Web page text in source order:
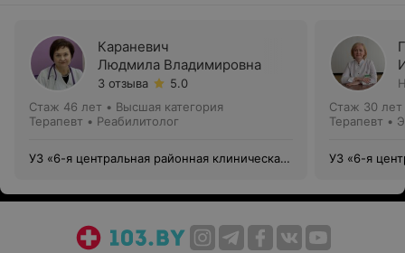
Караневич
Людмила Владимировна
3 отзыва
5.0
Стаж 46 лет • Высшая категория
Терапевт • Реабилитолог
УЗ «6-я центральная районная клиническая
Стаж 30 лет
Терапевт •
УЗ «6-я